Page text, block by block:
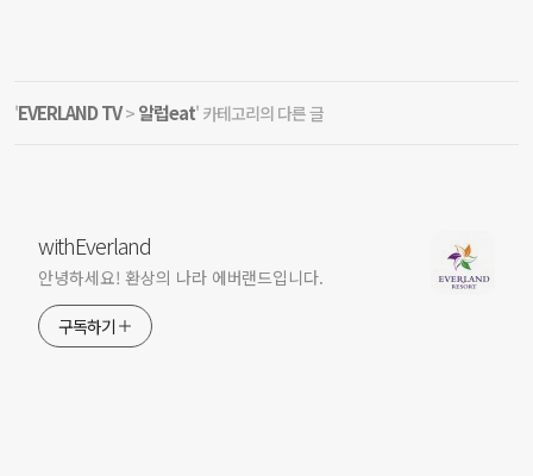
'EVERLAND TV> 알럽eat' 카테고리의 다른 글
withEverland
안녕하세요! 환상의 나라 에버랜드입니다.
구독하기